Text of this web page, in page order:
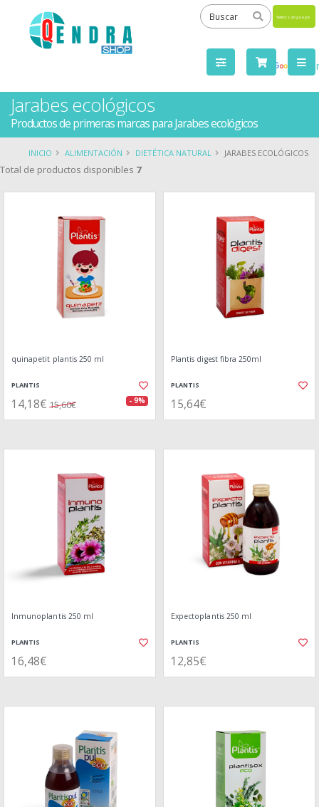
by
Jarabes ecológicos
Productos de primeras marcas para Jarabes ecológicos
INICIO ALIMENTACIÓN DIETÉTICA NATURAL JARABES ECOLÓGICOS
Total de productos disponibles 7
quinapetit plantis 250 ml
PLANTIS
14,18€ 15,60€ - 9%
Plantis digest fibra 250ml
PLANTIS
15,64€
Inmunoplantis 250 ml
PLANTIS
16,48€
Expectoplantis 250 ml
PLANTIS
12,85€